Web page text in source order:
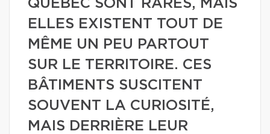
QUÉBEC SONT RARES, MAIS
ELLES EXISTENT TOUT DE
MÊME UN PEU PARTOUT
SUR LE TERRITOIRE. CES
BÂTIMENTS SUSCITENT
SOUVENT LA CURIOSITÉ,
MAIS DERRIÈRE LEUR